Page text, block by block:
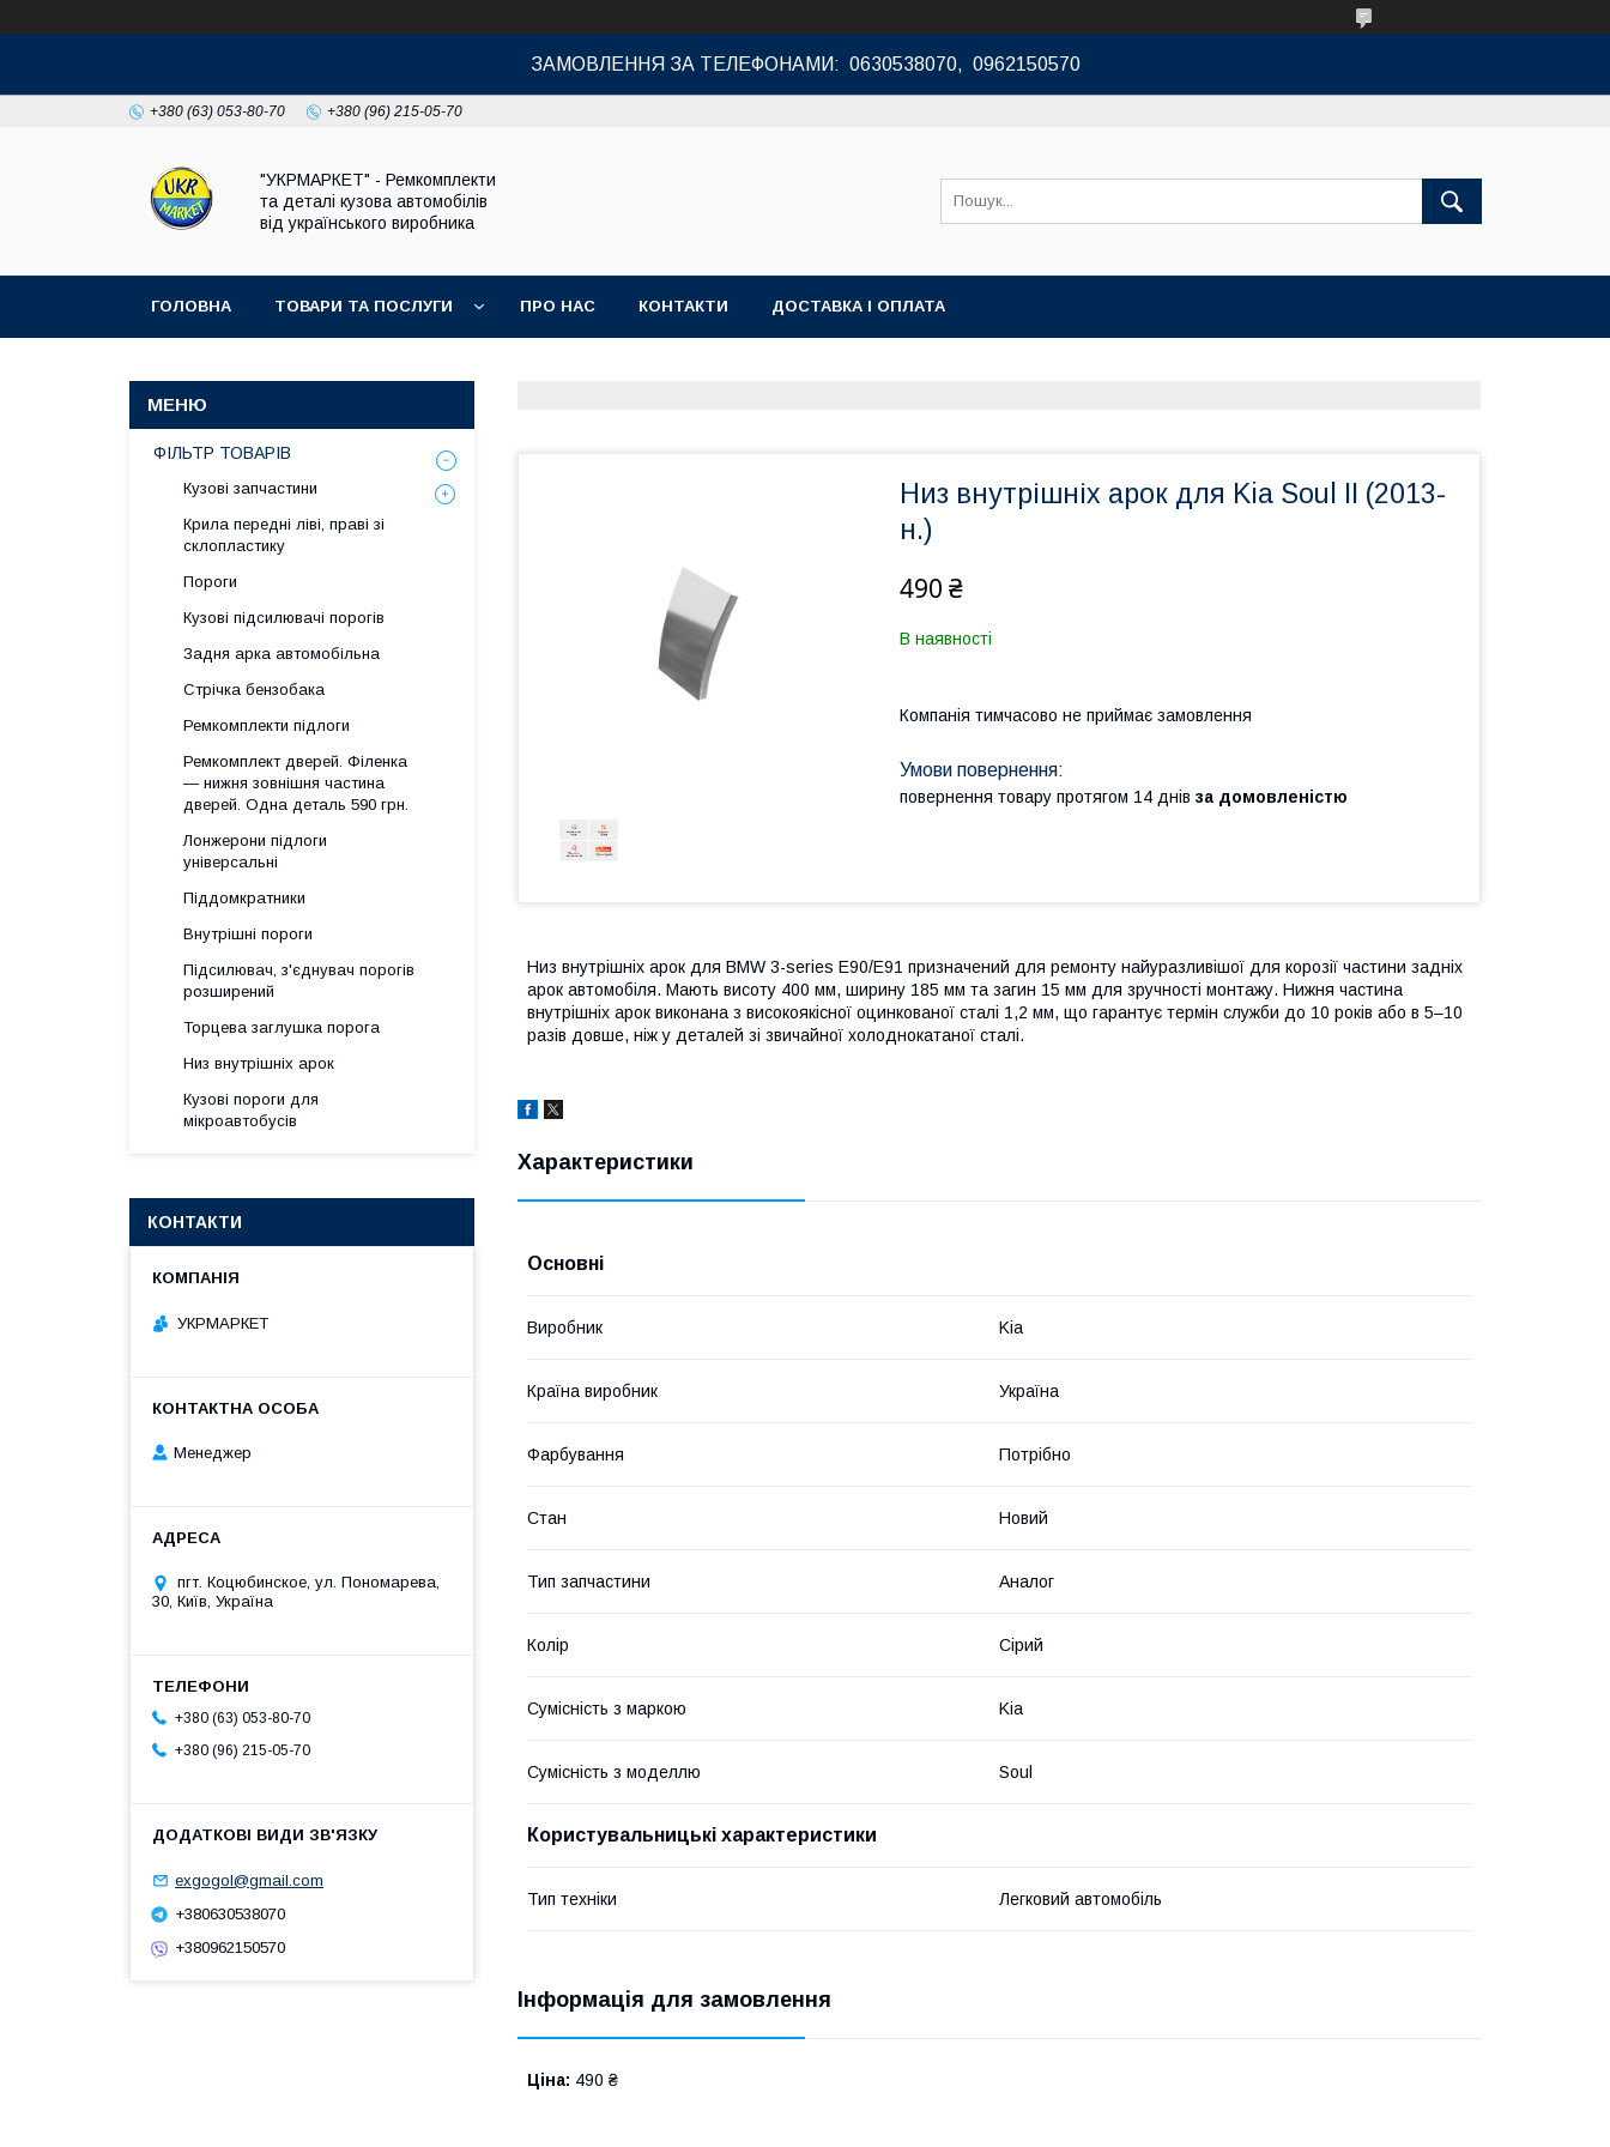
ЗАМОВЛЕННЯ ЗА ТЕЛЕФОНАМИ: 0630538070, 0962150570
+380 (63) 053-80-70 +380 (96) 215-05-70
"УКРМАРКЕТ" - Ремкомплекти
та деталі кузова автомобілів
від українського виробника
ГОЛОВНА ТОВАРИ ТА ПОСЛУГИ ПРО НАС КОНТАКТИ ДОСТАВКА І ОПЛАТА
Низ внутрішніх арок для Kia Soul II (2013-
н.)
490 ₴
В наявності
Компанія тимчасово не приймає замовлення
повернення товару протягом 14 днів за домовленістю
Низ внутрішніх арок для BMW 3-series E90/E91 призначений для ремонту найуразливішої для корозії частини задніх
арок автомобіля. Мають висоту 400 мм, ширину 185 мм та загин 15 мм для зручності монтажу. Нижня частина
внутрішніх арок виконана з високоякісної оцинкованої сталі 1,2 мм, що гарантує термін служби до 10 років або в 5–10
разів довше, ніж у деталей зі звичайної холоднокатаної сталі.
Характеристики
Основні
Виробник Kia
Країна виробник Україна
Фарбування Потрібно
Стан Новий
Тип запчастини Аналог
Колір Сірий
Сумісність з маркою Kia
Сумісність з моделлю Soul
Користувальницькі характеристики
Тип техніки Легковий автомобіль
Інформація для замовлення
Ціна: 490 ₴
ФІЛЬТР ТОВАРІВ
Кузові запчастини
Крила передні ліві, праві зі
склопластику
Пороги
Кузові підсилювачі порогів
Задня арка автомобільна
Стрічка бензобака
Ремкомплекти підлоги
Ремкомплект дверей. Філенка
— нижня зовнішня частина
дверей. Одна деталь 590 грн.
Лонжерони підлоги
універсальні
Піддомкратники
Внутрішні пороги
Підсилювач, з'єднувач порогів
розширений
Торцева заглушка порога
Низ внутрішніх арок
Кузові пороги для
мікроавтобусів
КОНТАКТИ
УКРМАРКЕТ
Менеджер
пгт. Коцюбинское, ул. Пономарева,
30, Київ, Україна
+380 (63) 053-80-70
+380 (96) 215-05-70
exgogol@gmail.com
+380630538070
+380962150570